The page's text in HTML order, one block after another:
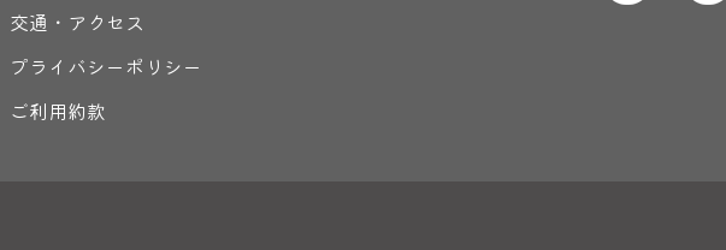
交通・アクセス
プライバシーポリシー
ご利用約款